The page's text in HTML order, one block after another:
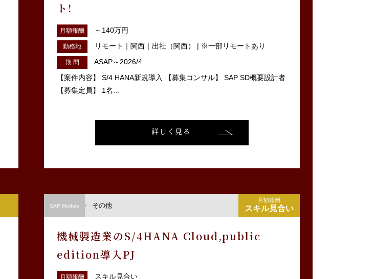
ト!
月額報酬 ～140万円
勤務地 リモート｜関西｜出社（関西） | ※一部リモートあり
期 間
ASAP～2026/4
【案件内容】 S/4 HANA新規導入 【募集コンサル】 SAP SD概要設計者
【募集定員】 1名...
詳しく見る
SAP Module その他
月額報酬
スキル見合い
機械製造業のS/4HANA Cloud,public
edition導入PJ
月額報酬 スキル見合い